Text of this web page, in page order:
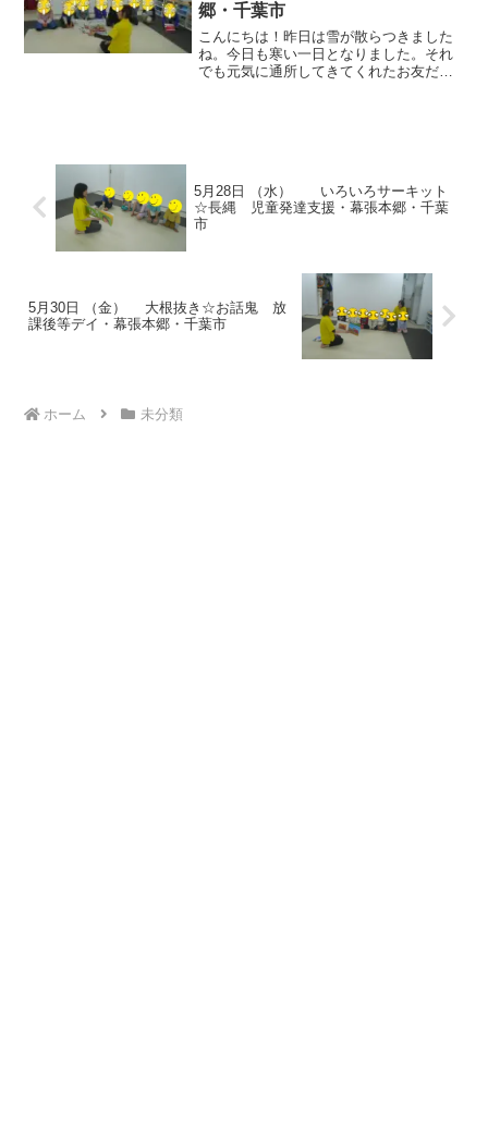
郷・千葉市
こんにちは！昨日は雪が散らつきました
ね。今日も寒い一日となりました。それ
でも元気に通所してきてくれたお友だ
5月28日 （水） いろいろサーキット
☆長縄 児童発達支援・幕張本郷・千葉
市
5月30日 （金） 大根抜き☆お話鬼 放
課後等デイ・幕張本郷・千葉市
ホーム 未分類